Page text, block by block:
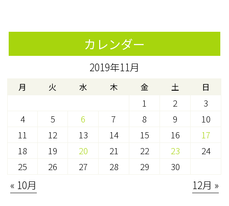
カレンダー
2019年11月
月 火 水 木 金 土 日
1 2
3
4
5 6 7 8 9
10
11
12 13 14 15 16
17
18
19 20 21 22 23
24
25
26 27 28 29 30
« 10月 12月 »